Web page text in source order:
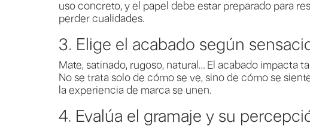
uso concreto, y el papel debe estar preparado para
perder cualidades.
3. Elige el acabado según
Mate, satinado, rugoso, natural… El acabado impacta
No se trata solo de cómo se ve, sino de cómo se
la experiencia de marca se unen.
4. Evalúa el gramaje y su